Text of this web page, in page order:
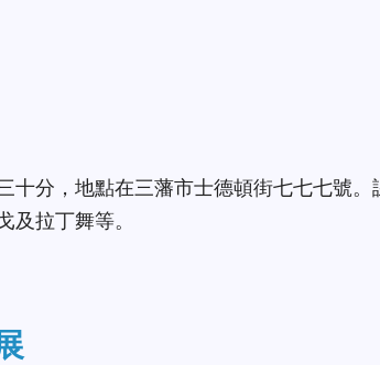
十分，地點在三藩市士德頓街七七七號。
拉丁舞等。